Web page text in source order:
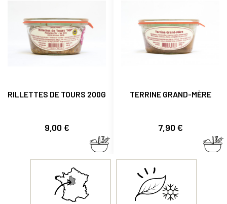
RILLETTES DE TOURS 200G
Prix
9,00 €
TERRINE GRAND-MÈRE
Prix
7,90 €